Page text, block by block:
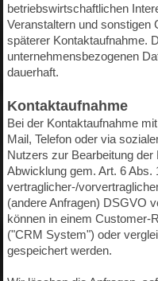
betriebswirtschaftlichen
Veranstaltern und
späterer Kontaktaufnahme.
unternehmensbezogenen
dauerhaft.
Kontaktaufnahme
Bei der Kontaktaufnahme
Mail, Telefon oder via
Nutzers zur Bearbeitung
Abwicklung gem. Art. 6 Abs.
vertraglicher-/
(andere Anfragen) DSGVO
können in einem Customer-
("CRM System") oder
gespeichert werden.